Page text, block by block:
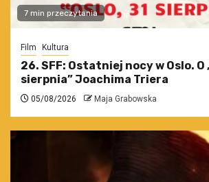
7 min przeczytania
Film Kultura
26. SFF: Ostatniej nocy w Oslo. O
sierpnia” Joachima Triera
05/08/2026 Maja Grabowska